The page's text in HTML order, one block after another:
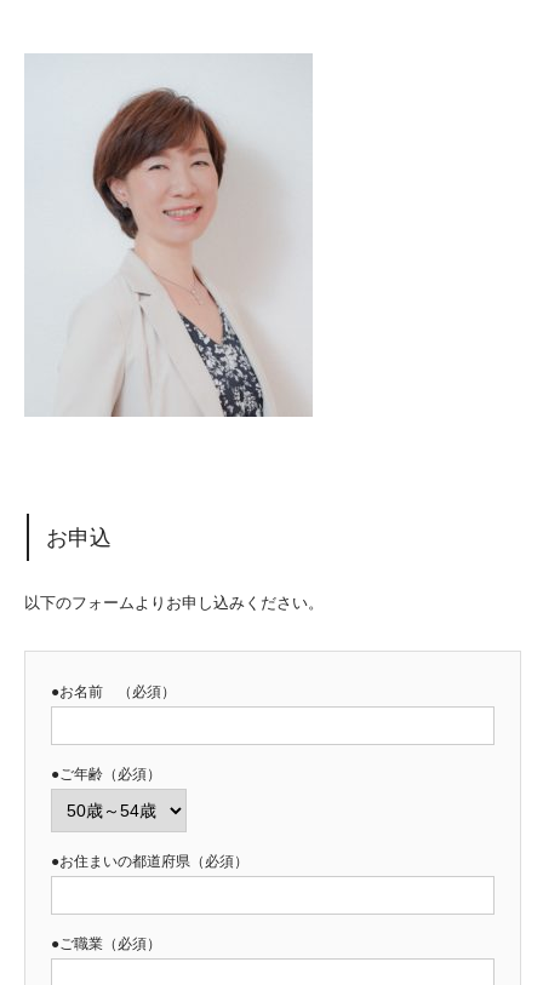
お申込
以下のフォームよりお申し込みください。
●お名前 （必須）
●ご年齢（必須）
●お住まいの都道府県（必須）
●ご職業（必須）